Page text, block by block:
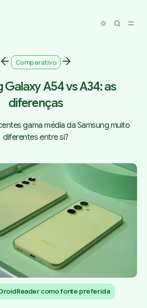
Toggle
Comparativo
Galaxy A54 vs A34: as
diferenças
gama média da Samsung muito
diferentes entre si?
como fonte preferida